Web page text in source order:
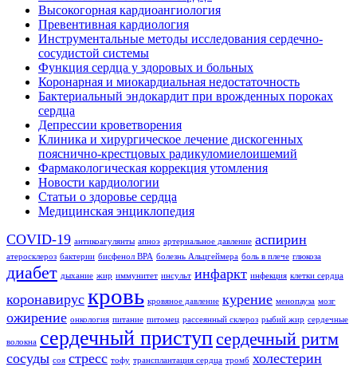
Высокогорная кардиоангиология
Превентивная кардиология
Инструментальные методы исследования сердечно-
сосудистой системы
Функция сердца у здоровых и больных
Коронарная и миокардиальная недостаточность
Бактериальный эндокардит при врожденных пороках
сердца
Депрессии кроветворения
Клиника и хирургическое лечение дискогенных
пояснично-крестцовых радикуломиелоишемий
Фармакологическая коррекция утомления
Новости кардиологии
Статьи о здоровье сердца
Медицинская энциклопедия
COVID-19 антикоагулянты апноэ артериальное давление аспирин
атеросклероз бактерии бисфенол BPA болезнь Альцгеймера боль в плече глюкоза
диабет дыхание жир иммунитет инсульт инфаркт инфекция клетки сердца
коронавирус кровь кровяное давление курение менопауза мозг
ожирение онкология питание питомец рассеянный склероз рыбий жир сердечные
волокна сердечный приступсердечный ритм
сосуды соя стресс тофу трансплантация сердца тромб холестерин